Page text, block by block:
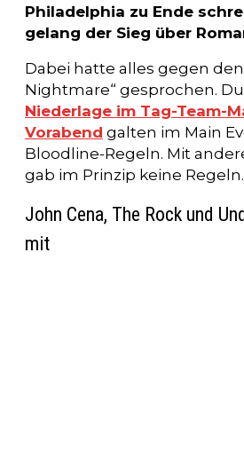
Philadelphia zu Ende
gelang der Sieg über
Dabei hatte alles gegen
Nightmare“ gesprochen.
Niederlage im Tag-Team-
Vorabend galten im Main
Bloodline-Regeln. Mit
gab im Prinzip keine Regeln.
John Cena, The Rock und
mit